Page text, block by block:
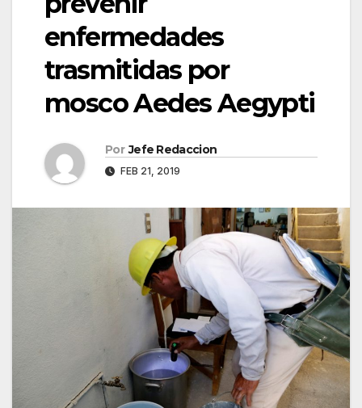
enfermedades
trasmitidas por
mosco Aedes Aegypti
Por Jefe Redaccion
FEB 21, 2019